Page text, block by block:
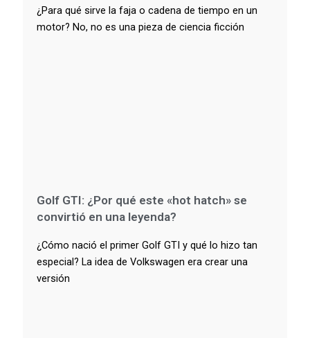
¿Para qué sirve la faja o cadena de tiempo en un
motor? No, no es una pieza de ciencia ficción
Golf GTI: ¿Por qué este «hot hatch» se
convirtió en una leyenda?
¿Cómo nació el primer Golf GTI y qué lo hizo tan
especial? La idea de Volkswagen era crear una
versión